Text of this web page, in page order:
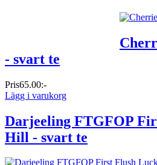
- svart te
Pris65.00:-
Lägg i varukorg
Darjeeling FTGFOP
Hill - svart te